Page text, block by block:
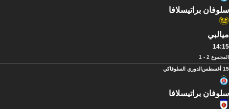
سلوفان براتيسلافا
ميالبي
14:15
المجموع 2 - 1
15 أغسطس الدوري السلوفاكي
سلوفان براتيسلافا